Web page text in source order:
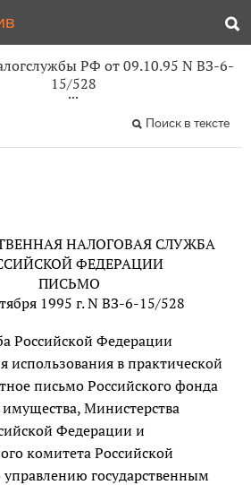
РФ от 09.10.95 N ВЗ-6-
15/528
Поиск в тексте
НАЛОГОВАЯ СЛУЖБА
ФЕДЕРАЦИИ
ПИСЬМО
1995 г. N ВЗ-6-15/528
Российской Федерации
использования в практической
письмо Российского фонда
Министерства
Федерации и
комитета Российской
государственным